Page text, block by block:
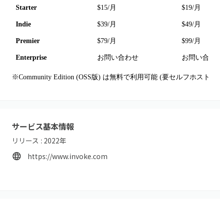
Starter $15/月 $19/月
Indie $39/月 $49/月
Premier $79/月 $99/月
Enterprise お問い合わせ お問い合わ
※Community Edition (OSS版) は無料で利用可能 (要セルフホスト)
サービス基本情報
リリース : 2022年
https://www.invoke.com